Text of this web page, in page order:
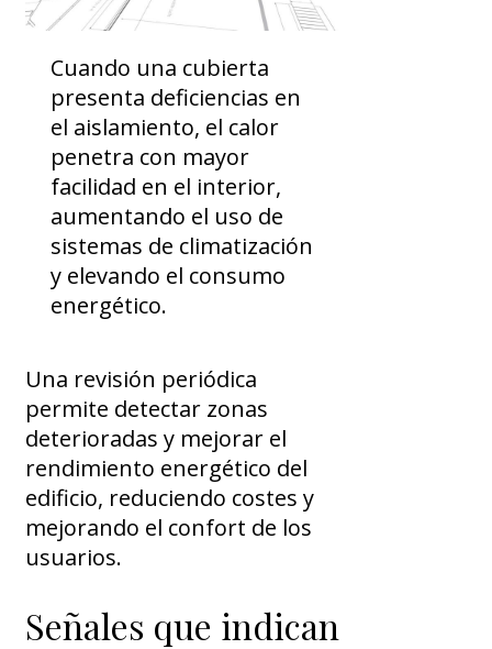
Cuando una cubierta
presenta deficiencias en
el aislamiento, el calor
penetra con mayor
facilidad en el interior,
aumentando el uso de
sistemas de climatización
y elevando el consumo
energético.
Una revisión periódica
permite detectar zonas
deterioradas y mejorar el
rendimiento energético del
edificio, reduciendo costes y
mejorando el confort de los
usuarios.
Señales que indican